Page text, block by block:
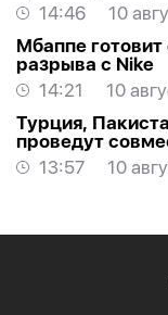
14:46
10
Мбаппе
разрыва с Nike
14:21
10
Турция,
проведут
13:57
10